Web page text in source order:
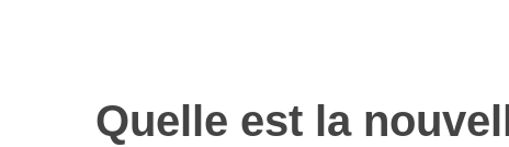
Quelle est laLes nouvelles